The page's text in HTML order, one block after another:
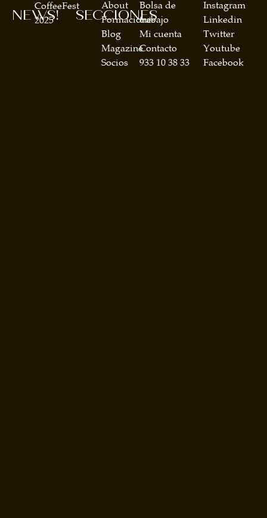
SECCIONES
About
Formaciones
Blog
Magazine
Socios
Bolsa de
trabajo
Mi cuenta
Contacto
933 10 38 33
NEWS!
CoffeeFest
2025
Instagram
Linkedin
Twitter
Youtube
Facebook